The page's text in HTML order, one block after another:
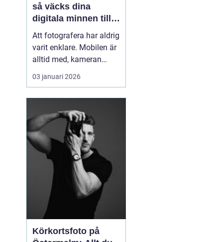
så väcks dina
digitala minnen till
liv
Att fotografera har aldrig
varit enklare. Mobilen är
alltid med, kameran
fångar allt på några
sekunder och
många av våra
viktigaste stunder
gömda i map...
03 januari 2026
Körkortsfoto på